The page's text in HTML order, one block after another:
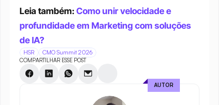
Leia também: Como unir velocidade e
profundidade em Marketing com soluções
de IA?
HSR CMO Summit 2026
COMPARTILHAR ESSE POST
AUTOR